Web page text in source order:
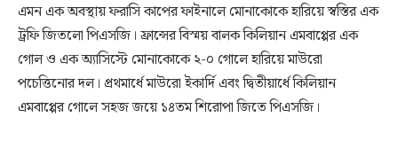
এমন এক অবস্থায় ফরাসি কাপের ফাইনালে মোনাকোকে হারিয়ে স্বস্তির এক
ট্রফি জিতলো পিএসজি। ফ্রান্সের বিস্ময় বালক কিলিয়ান এমবাপ্পের এক
গোল ও এক অ্যাসিস্টে মোনাকোকে ২-০ গোলে হারিয়ে মাউরো
পচেত্তিনোর দল। প্রথমার্ধে মাউরো ইকার্দি এবং দ্বিতীয়ার্ধে কিলিয়ান
এমবাপ্পের গোলে সহজ জয়ে ১৪তম শিরোপা জিতে পিএসজি।